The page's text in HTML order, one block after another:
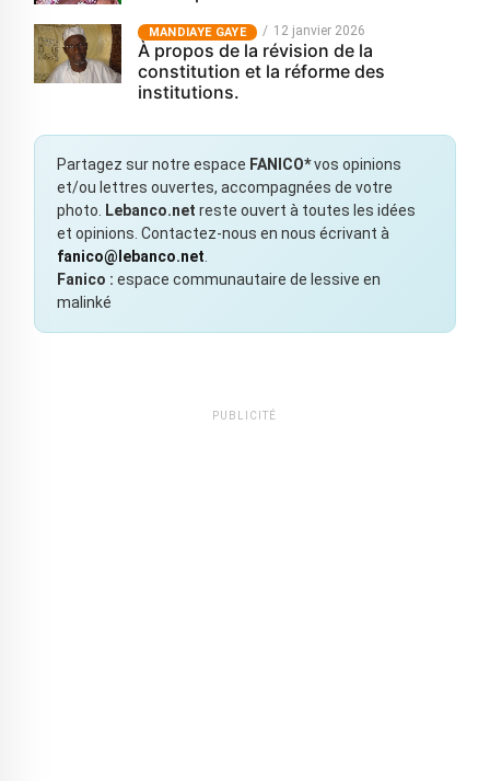
MANDIAYE GAYE 12 janvier 2026
À propos de la révision de la
constitution et la réforme des
institutions.
Partagez sur notre espace FANICO*vos opinions
et/ou lettres ouvertes, accompagnées de votre
photo.
Lebanco.net reste ouvert à toutes les idées
et opinions. Contactez-nous en nous écrivant à
fanico@lebanco.net
Fanico : espace communautaire de lessive en
malinké
PUBLICITÉ